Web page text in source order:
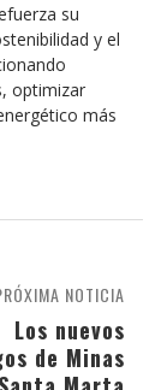
su
y el
optimizar
más
NOTICIA
Los nuevos
de Minas